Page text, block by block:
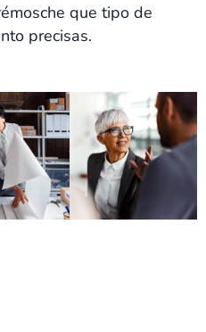
que tipo de
precisas.